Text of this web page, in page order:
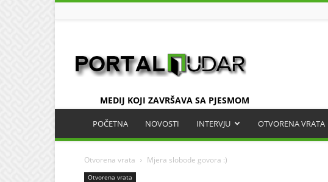
MEDIJ KOJI ZAVRŠAVA SA PJESMOM
POČETNA NOVOSTI INTERVJU OTVORENA VRATA
Otvorena vrata Mjera slobode govora :)
Otvorena vrata